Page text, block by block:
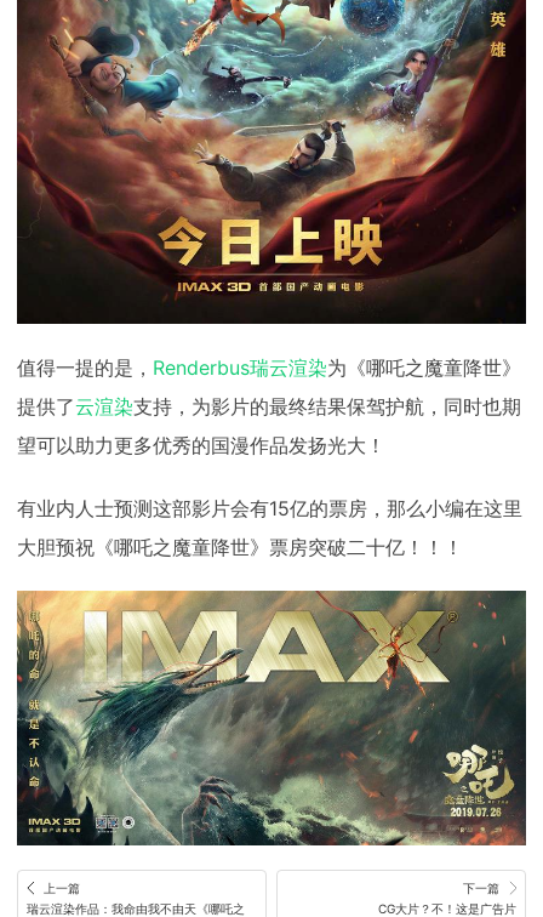
值得一提的是， Renderbus瑞云渲染为《哪吒之魔童降世》
提供了云渲染支持，为影片的最终结果保驾护航，同时也期
望可以助力更多优秀的国漫作品发扬光大！
有业内人士预测这部影片会有15亿的票房，那么小编在这里
大胆预祝《哪吒之魔童降世》票房突破二十亿！！！
上一篇
瑞云渲染作品：我命由我不由天《哪吒之
下一篇
CG大片？不！这是广告片